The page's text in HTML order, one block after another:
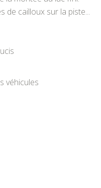
de cailloux sur la piste...
véhicules